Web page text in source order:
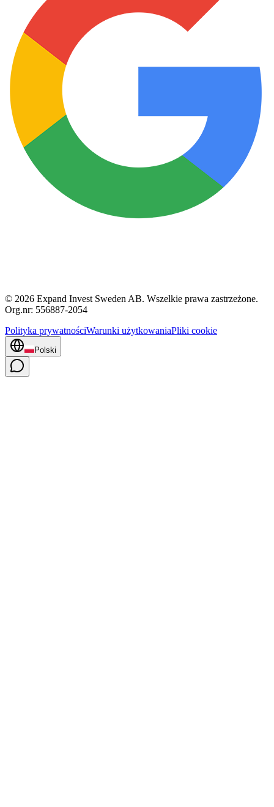
© 2026 Expand Invest Sweden AB. Wszelkie prawa zastrzeżone.
Org.nr: 556887-2054
Polityka prywatnościWarunki użytkowaniaPliki cookie
Polski